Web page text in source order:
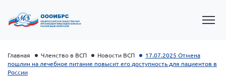
Главная Членство в ВСП Новости ВСП
17.07.2025 Отмена
пошлин на лечебное питание повысит его доступность для пациентов в
России